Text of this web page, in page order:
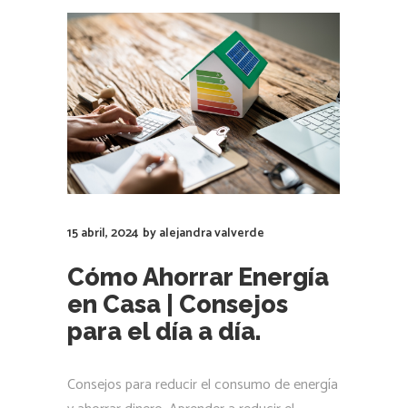
15 abril, 2024 byalejandra valverde
Cómo Ahorrar Energía
en Casa | Consejos
para el día a día.
Consejos para reducir el consumo de energía